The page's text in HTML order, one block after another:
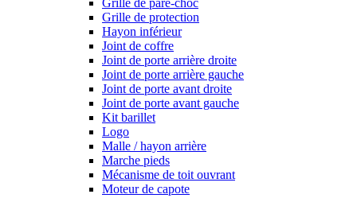
Grille de pare-choc
Grille de protection
Hayon inférieur
Joint de coffre
Joint de porte arrière droite
Joint de porte arrière gauche
Joint de porte avant droite
Joint de porte avant gauche
Kit barillet
Logo
Malle / hayon arrière
Marche pieds
Mécanisme de toit ouvrant
Moteur de capote